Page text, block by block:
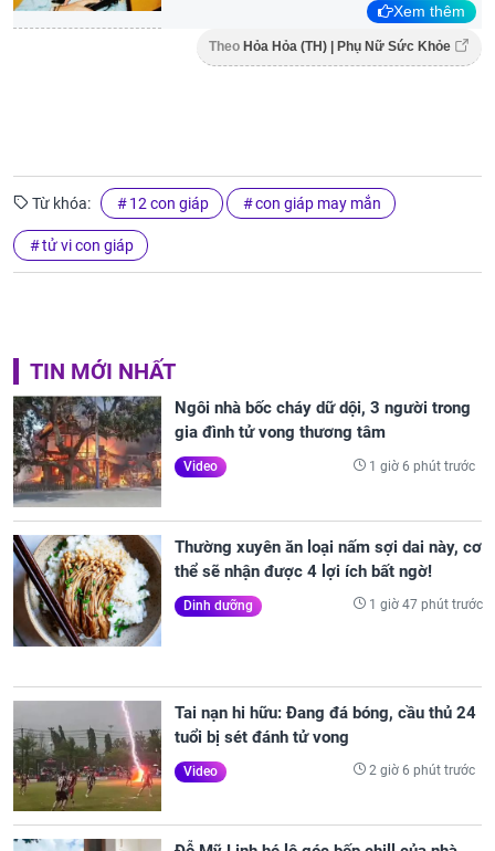
Xem thêm
Theo Hỏa Hỏa (TH) | Phụ Nữ Sức Khỏe
Từ khóa: 12 con giáp con giáp may mắn
tử vi con giáp
TIN MỚI NHẤT
Ngôi nhà bốc cháy dữ dội, 3 người trong
gia đình tử vong thương tâm
Video 1 giờ 6 phút trước
Thường xuyên ăn loại nấm sợi dai này, cơ
thể sẽ nhận được 4 lợi ích bất ngờ!
Dinh dưỡng 1 giờ 47 phút trước
Tai nạn hi hữu: Đang đá bóng, cầu thủ 24
tuổi bị sét đánh tử vong
Video 2 giờ 6 phút trước